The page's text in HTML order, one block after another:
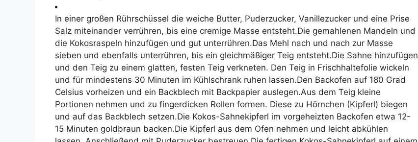
In einer großen Rührschüssel die weiche Butter, Puderzucker, Vanillezucker und eine Prise
Salz miteinander verrühren, bis eine cremige Masse entsteht.Die gemahlenen Mandeln und
die Kokosraspeln hinzufügen und gut unterrühren.Das Mehl nach und nach zur Masse
sieben und ebenfalls unterrühren, bis ein gleichmäßiger Teig entsteht.Die Sahne hinzufügen
und den Teig zu einem glatten, festen Teig verkneten. Den Teig in Frischhaltefolie wickeln
und für mindestens 30 Minuten im Kühlschrank ruhen lassen.Den Backofen auf 180 Grad
Celsius vorheizen und ein Backblech mit Backpapier auslegen.Aus dem Teig kleine
Portionen nehmen und zu fingerdicken Rollen formen. Diese zu Hörnchen (Kipferl) biegen
und auf das Backblech setzen.Die Kokos-Sahnekipferl im vorgeheizten Backofen etwa 12-
15 Minuten goldbraun backen.Die Kipferl aus dem Ofen nehmen und leicht abkühlen